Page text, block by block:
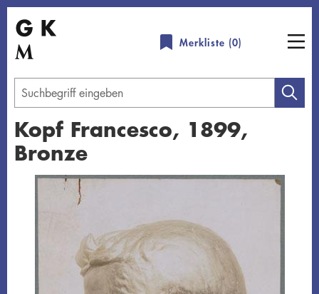
Direkt
zum
Inhalt
Merkliste (0)
Geben
Sie
einen
Suchbegriff
Kopf Francesco, 1899,
Bronze
Übersicht schließen